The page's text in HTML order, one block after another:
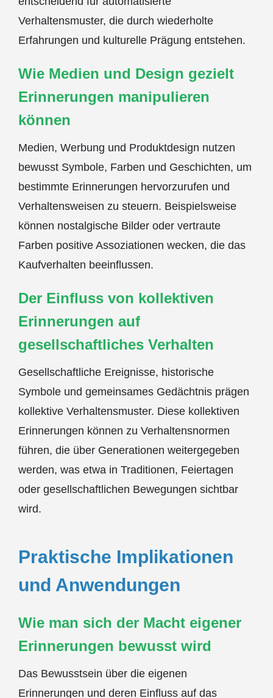
Verhaltensmuster, die durch wiederholte
Erfahrungen und kulturelle Prägung entstehen.
Wie Medien und Design gezielt
Erinnerungen manipulieren
können
Medien, Werbung und Produktdesign nutzen
bewusst Symbole, Farben und Geschichten, um
bestimmte Erinnerungen hervorzurufen und
Verhaltensweisen zu steuern. Beispielsweise
können nostalgische Bilder oder vertraute
Farben positive Assoziationen wecken, die das
Kaufverhalten beeinflussen.
Der Einfluss von kollektiven
Erinnerungen auf
gesellschaftliches Verhalten
Gesellschaftliche Ereignisse, historische
Symbole und gemeinsames Gedächtnis prägen
kollektive Verhaltensmuster. Diese kollektiven
Erinnerungen können zu Verhaltensnormen
führen, die über Generationen weitergegeben
werden, was etwa in Traditionen, Feiertagen
oder gesellschaftlichen Bewegungen sichtbar
wird.
Praktische Implikationen
und Anwendungen
Wie man sich der Macht eigener
Erinnerungen bewusst wird
Das Bewusstsein über die eigenen
Erinnerungen und deren Einfluss auf das